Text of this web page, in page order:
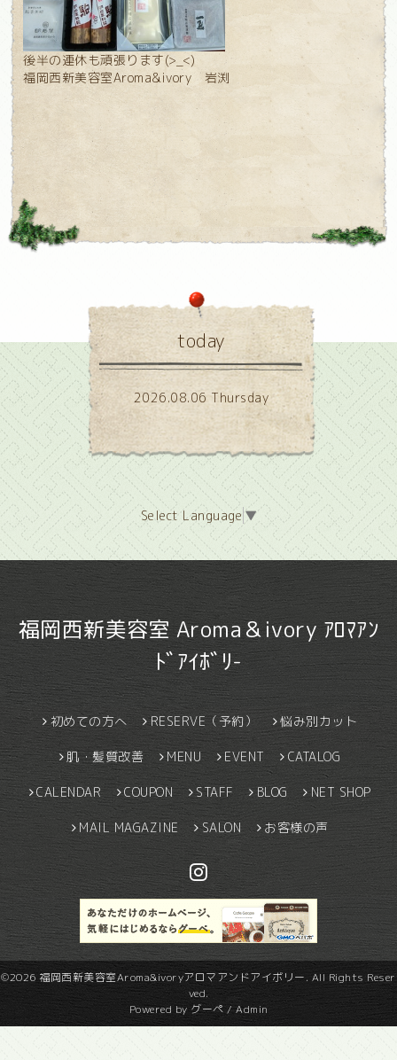
後半の連休も頑張ります(>_<)
福岡西新美容室Aroma&ivory 岩渕
today
2026.08.06 Thursday
Select Language ▼
福岡西新美容室 Aroma＆ivory ｱﾛﾏｱﾝ
ﾄﾞｱｲﾎﾞﾘ-
初めての方へ RESERVE（予約） 悩み別カット
肌・髪質改善 MENU EVENT CATALOG
CALENDAR COUPON STAFF BLOG NET SHOP
MAIL MAGAZINE SALON お客様の声
©2026福岡西新美容室Aroma&ivoryアロマアンドアイボリー. All Rights Reser
ved.
Powered by グーペ /Admin